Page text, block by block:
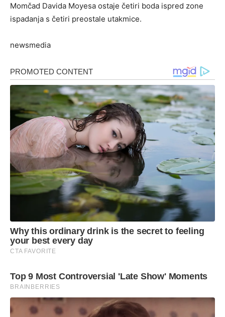
Momčad Davida Moyesa ostaje četiri boda ispred zone
ispadanja s četiri preostale utakmice.
newsmedia